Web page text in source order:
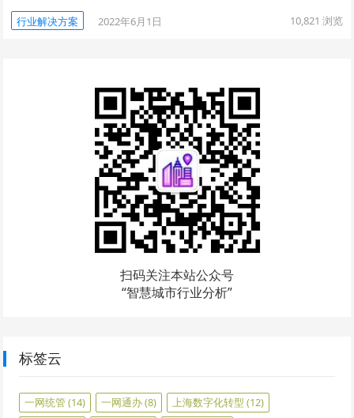
行业解决方案 2022年6月1日 10,821 浏览
扫码关注本站公众号
“智慧城市行业分析”
标签云
一网统管(14) 一网通办(8) 上海数字化转型 (12)